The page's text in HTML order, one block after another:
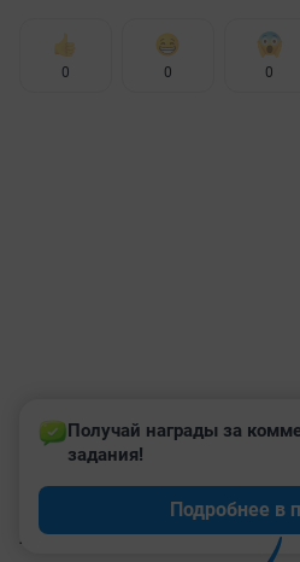
0 0 0
КОММЕНТАРИИ 1
Получай награды за
задания!
Подробнее в